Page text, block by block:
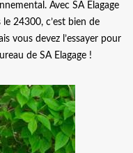
Avec SA Elagage
24300, c’est bien de
vous devez l’essayer pour
de SA Elagage !